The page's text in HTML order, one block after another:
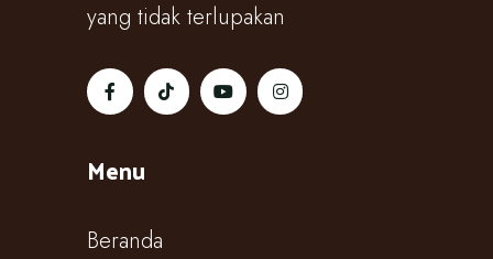
yang tidak terlupakan
Menu
Beranda